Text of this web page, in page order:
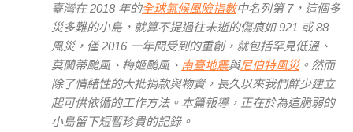
臺灣在 2018 年的全球氣候風險指數中名列第 7，這個多
災多難的小島，就算不提過往未逝的傷痕如 921 或 88
風災，僅 2016 一年間受到的重創，就包括罕見低溫、
莫蘭蒂颱風、梅姬颱風、 南臺地震與尼伯特風災。然而
除了情緒性的大批捐款與物資，長久以來我們鮮少建立
起可供依循的工作方法。本篇報導，正在於為這脆弱的
小島留下短暫珍貴的記錄。